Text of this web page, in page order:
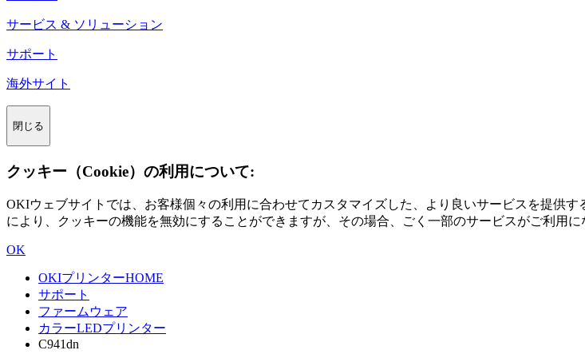
サービス & ソリューション
サポート
海外サイト
閉じる
クッキー（Cookie）の利用について:
OKIウェブサイトでは、お客様個々の利用に合わせてカスタマイズした、より良いサービスを提供
により、クッキーの機能を無効にすることができますが、その場合、ごく一部のサービスがご利用に
OK
OKIプリンターHOME
サポート
ファームウェア
カラーLEDプリンター
C941dn